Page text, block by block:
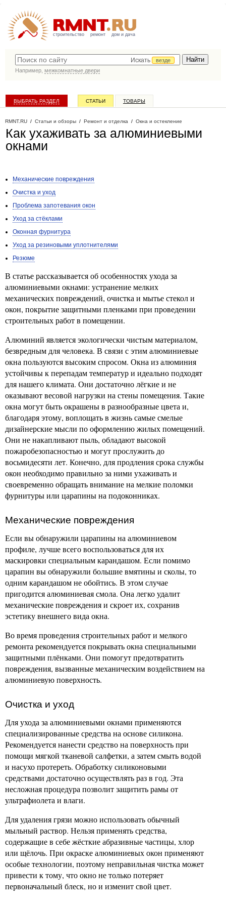
строительство ремонт дом и дача
Искать
везде
Например, межкомнатные двери
ВЫБРАТЬ РАЗДЕЛ СТАТЬИ ТОВАРЫ
RMNT.RU / Статьи и обзоры / Ремонт и отделка / Окна и остекление
Как ухаживать за алюминиевыми
окнами
Механические повреждения
Очистка и уход
Проблема запотевания окон
Уход за стёклами
Оконная фурнитура
Уход за резиновыми уплотнителями
Резюме
В статье рассказывается об особенностях ухода за
алюминиевыми окнами: устранение мелких
механических повреждений, очистка и мытье стекол и
окон, покрытие защитными пленками при проведении
строительных работ в помещении.
Алюминий является экологически чистым материалом,
безвредным для человека. В связи с этим алюминиевые
окна пользуются высоким спросом. Окна из алюминия
устойчивы к перепадам температур и идеально подходят
для нашего климата. Они достаточно лёгкие и не
оказывают весовой нагрузки на стены помещения. Такие
окна могут быть окрашены в разнообразные цвета и,
благодаря этому, воплощать в жизнь самые смелые
дизайнерские мысли по оформлению жилых помещений.
Они не накапливают пыль, обладают высокой
пожаробезопасностью и могут прослужить до
восьмидесяти лет. Конечно, для продления срока службы
окон необходимо правильно за ними ухаживать и
своевременно обращать внимание на мелкие поломки
фурнитуры или царапины на подоконниках.
Механические повреждения
Если вы обнаружили царапины на алюминиевом
профиле, лучше всего воспользоваться для их
маскировки специальным карандашом. Если помимо
царапин вы обнаружили большие вмятины и сколы, то
одним карандашом не обойтись. В этом случае
пригодится алюминиевая смола. Она легко удалит
механические повреждения и скроет их, сохранив
эстетику внешнего вида окна.
Во время проведения строительных работ и мелкого
ремонта рекомендуется покрывать окна специальными
защитными плёнками. Они помогут предотвратить
повреждения, вызванные механическим воздействием на
алюминиевую поверхность.
Очистка и уход
Для ухода за алюминиевыми окнами применяются
специализированные средства на основе силикона.
Рекомендуется нанести средство на поверхность при
помощи мягкой тканевой салфетки, а затем смыть водой
и насухо протереть. Обработку силиконовыми
средствами достаточно осуществлять раз в год. Эта
несложная процедура позволит защитить рамы от
ультрафиолета и влаги.
Для удаления грязи можно использовать обычный
мыльный раствор. Нельзя применять средства,
содержащие в себе жёсткие абразивные частицы, хлор
или щёлочь. При окраске алюминиевых окон применяют
особые технологии, поэтому неправильная чистка может
привести к тому, что окно не только потеряет
первоначальный блеск, но и изменит свой цвет.